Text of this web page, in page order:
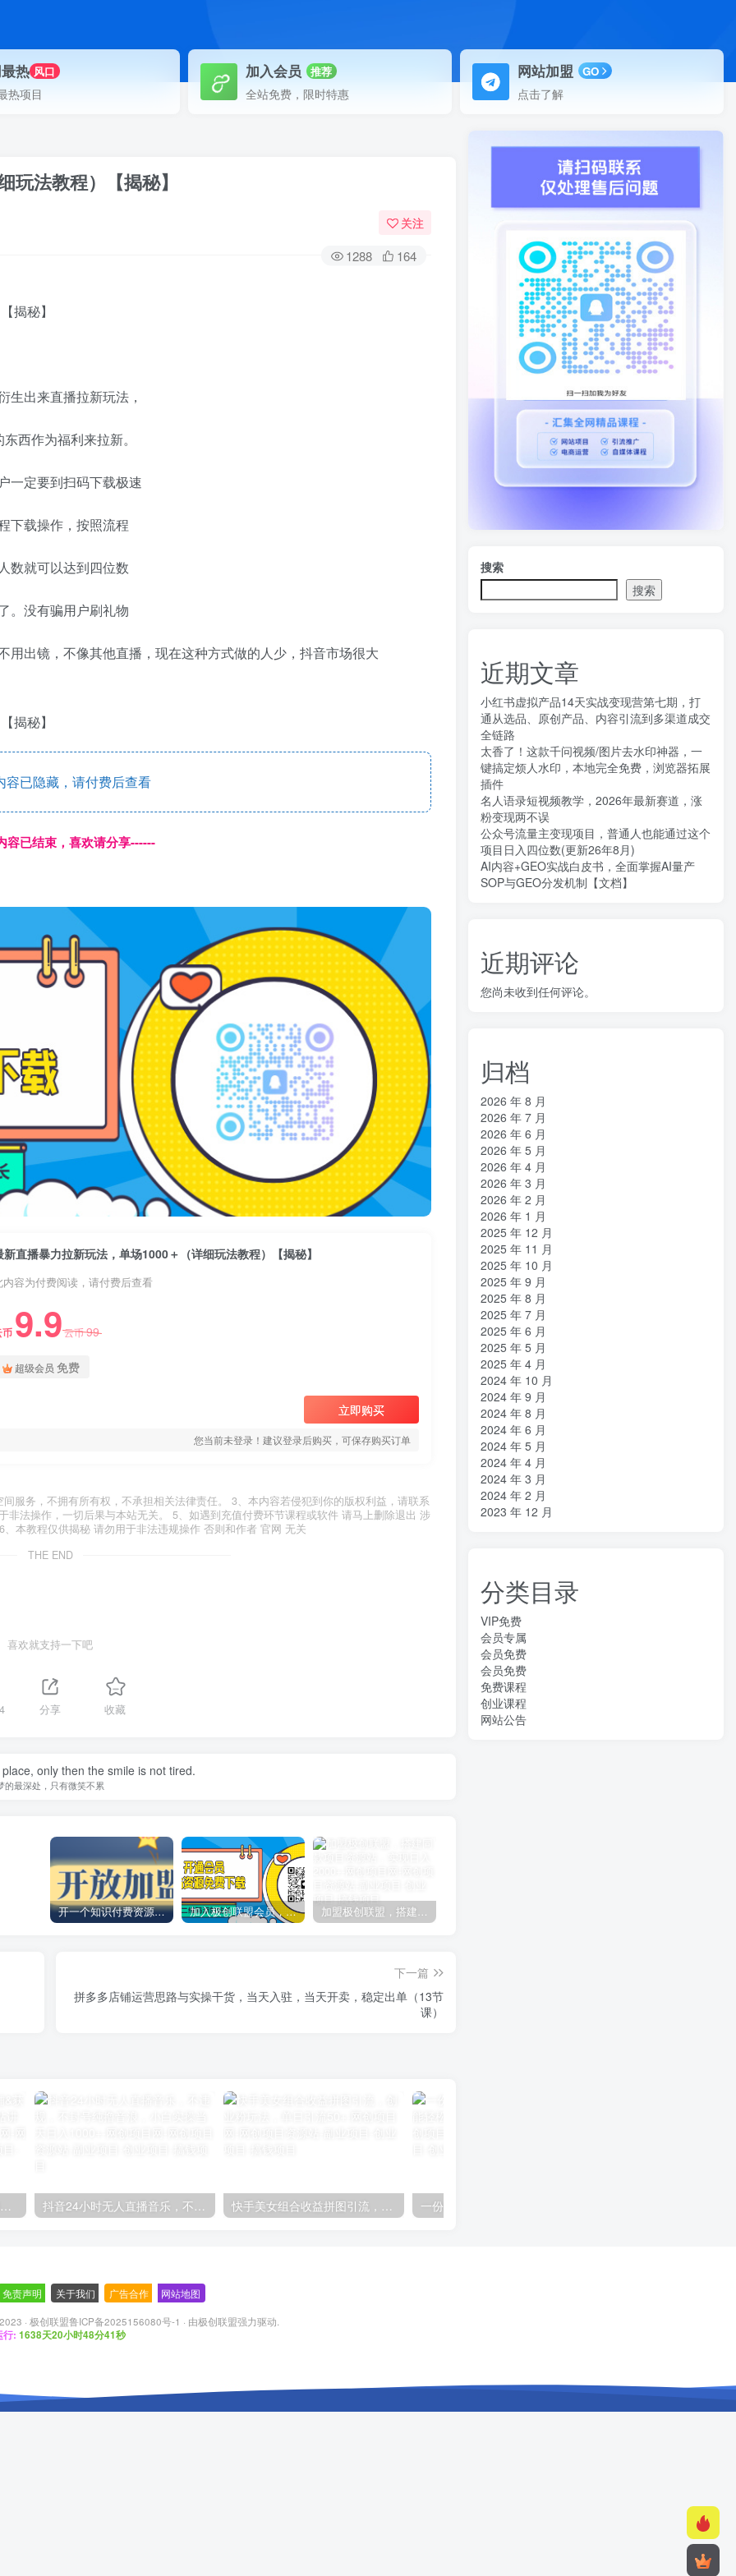
热 风口
热项目
加入会员 推荐
全站免费，限时特惠
网站加盟 GO
点击了解
玩法教程）【揭秘】
关注
1288 164
生出来直播拉新玩法，
西作为福利来拉新。
一定要到扫码下载极速
下载操作，按照流程
数就可以达到四位数
。没有骗用户刷礼物
出镜，不像其他直播，现在这种方式做的人少，抖音市场很大
已隐藏，请付费后查看
容已结束，喜欢请分享------
新直播暴力拉新玩法，单场1000＋（详细玩法教程）【揭秘】
内容为付费阅读，请付费后查看
币 9.9云币99
超级会员 免费
立即购买
您当前未登录！建议登录后购买，可保存购买订单
服务，不拥有所有权，不承担相关法律责任。 3、本内容若侵犯到你的版权利益，请联系
法操作，一切后果与本站无关。 5、如遇到充值付费环节课程或软件 请马上删除退出 涉
本教程仅供揭秘 请勿用于非法违规操作 否则和作者 官网 无关
THE END
喜欢就支持一下吧
分享 收藏
only then the smile is not tired.
的最深处，只有微笑不累
开一个知识付费资源网站，小白也能日入1000+ 加入极创联盟会员，全站资源免费学习。 加盟极创联盟，搭建同款项目资源站，实现日入2000+
下一篇
拼多多店铺运营思路与实操干货，当天入驻，当天开卖，稳定出单（13节
课）
【阿里国际站】打造Top店铺&获得优质询盘客户，​95%的国际站讲师不会说的运营技巧
搜索
搜索
近期文章
小红书虚拟产品14天实战变现营第七期，打
通从选品、原创产品、内容引流到多渠道成交
全链路
太香了！这款千问视频/图片去水印神器，一
键搞定烦人水印，本地完全免费，浏览器拓展
插件
名人语录短视频教学，2026年最新赛道，涨
粉变现两不误
公众号流量主变现项目，普通人也能通过这个
项目日入四位数(更新26年8月)
AI内容+GEO实战白皮书，全面掌握AI量产
SOP与GEO分发机制【文档】
近期评论
您尚未收到任何评论。
归档
2026 年 8 月
2026 年 7 月
2026 年 6 月
2026 年 5 月
2026 年 4 月
2026 年 3 月
2026 年 2 月
2026 年 1 月
2025 年 12 月
2025 年 11 月
2025 年 10 月
2025 年 9 月
2025 年 8 月
2025 年 7 月
2025 年 6 月
2025 年 5 月
2025 年 4 月
2024 年 10 月
2024 年 9 月
2024 年 8 月
2024 年 6 月
2024 年 5 月
2024 年 4 月
2024 年 3 月
2024 年 2 月
2023 年 12 月
分类目录
VIP免费
会员专属
会员免费
会员免费
免费课程
创业课程
网站公告
免责声明 关于我们 广告合作 网站地图
· 极创联盟鲁ICP备2025156080号-1 · 由极创联盟强力驱动.
行: 1638天20小时48分42秒